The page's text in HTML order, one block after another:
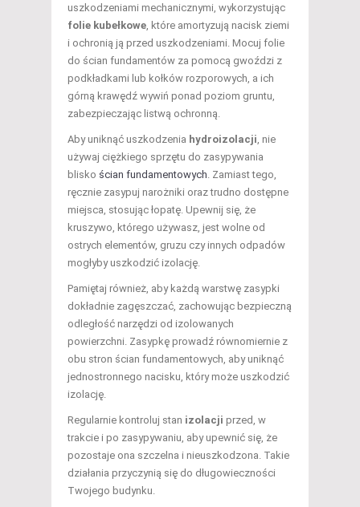
uszkodzeniami mechanicznymi, wykorzystując
folie kubełkowe , które amortyzują nacisk ziemi
i ochronią ją przed uszkodzeniami. Mocuj folie
do ścian fundamentów za pomocą gwoździ z
podkładkami lub kołków rozporowych, a ich
górną krawędź wywiń ponad poziom gruntu,
zabezpieczając listwą ochronną.
Aby uniknąć uszkodzenia hydroizolacji , nie
używaj ciężkiego sprzętu do zasypywania
blisko ścian fundamentowych . Zamiast tego,
ręcznie zasypuj narożniki oraz trudno dostępne
miejsca, stosując łopatę. Upewnij się, że
kruszywo, którego używasz, jest wolne od
ostrych elementów, gruzu czy innych odpadów
mogłyby uszkodzić izolację.
Pamiętaj również, aby każdą warstwę zasypki
dokładnie zagęszczać, zachowując bezpieczną
odległość narzędzi od izolowanych
powierzchni. Zasypkę prowadź równomiernie z
obu stron ścian fundamentowych, aby uniknąć
jednostronnego nacisku, który może uszkodzić
izolację.
Regularnie kontroluj stan izolacji przed, w
trakcie i po zasypywaniu, aby upewnić się, że
pozostaje ona szczelna i nieuszkodzona. Takie
działania przyczynią się do długowieczności
Twojego budynku.